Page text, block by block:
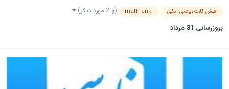
فلش کارت ریاضی آنکی math anki (و 2 مورد دیگر)
بروزرسانی 31 مرداد